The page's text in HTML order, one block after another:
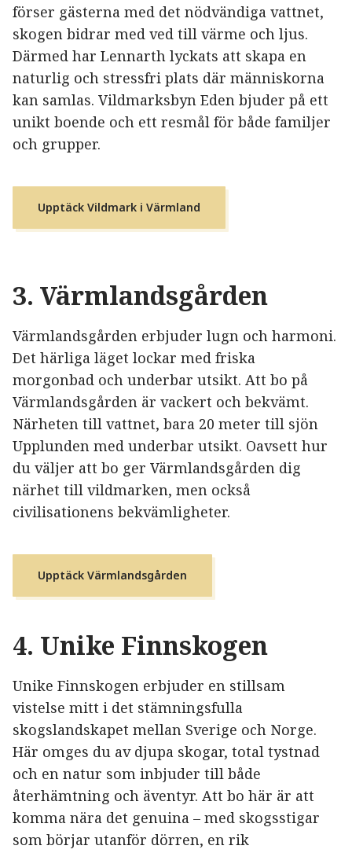
förser gästerna med det nödvändiga vattnet,
skogen bidrar med ved till värme och ljus.
Därmed har Lennarth lyckats att skapa en
naturlig och stressfri plats där människorna
kan samlas. Vildmarksbyn Eden bjuder på ett
unikt boende och ett resmål för både familjer
och grupper.
Upptäck Vildmark i Värmland
3. Värmlandsgården
Värmlandsgården erbjuder lugn och harmoni.
Det härliga läget lockar med friska
morgonbad och underbar utsikt. Att bo på
Värmlandsgården är vackert och bekvämt.
Närheten till vattnet, bara 20 meter till sjön
Upplunden med underbar utsikt. Oavsett hur
du väljer att bo ger Värmlandsgården dig
närhet till vildmarken, men också
civilisationens bekvämligheter.
Upptäck Värmlandsgården
4. Unike Finnskogen
Unike Finnskogen erbjuder en stillsam
vistelse mitt i det stämningsfulla
skogslandskapet mellan Sverige och Norge.
Här omges du av djupa skogar, total tystnad
och en natur som inbjuder till både
återhämtning och äventyr. Att bo här är att
komma nära det genuina – med skogsstigar
som börjar utanför dörren, en rik